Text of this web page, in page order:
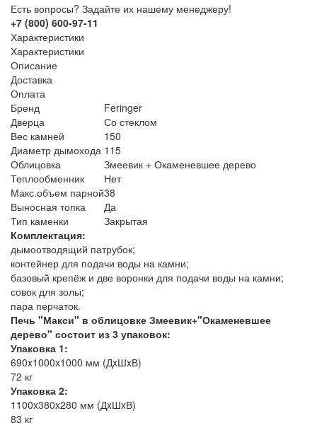
Есть вопросы? Задайте их нашему менеджеру!
+7 (800) 600-97-11
Характеристики
Характеристики
Описание
Доставка
Оплата
Бренд
Feringer
Дверца
Со стеклом
Вес камней
150
Диаметр дымохода 115
Облицовка
Змеевик + Окаменевшее дерево
Теплообменник
Нет
Макс.объем парной38
Выносная топка
Да
Тип каменки
Закрытая
Комплектация:
дымоотводящий патрубок;
контейнер для подачи воды на камни;
базовый крепёж и две воронки для подачи воды на камни;
совок для золы;
пара перчаток.
Печь "Макси" в облицовке Змеевик+"Окаменевшее
дерево" состоит из 3 упаковок:
Упаковка 1:
690x1000x1000 мм (ДxШxВ)
72 кг
Упаковка 2:
1100x380x280 мм (ДxШxВ)
83 кг